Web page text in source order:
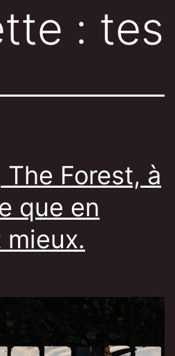
: tes
Forest, à
que en
mieux.